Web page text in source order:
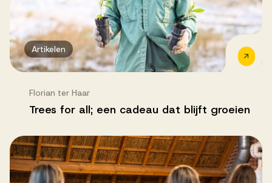
Artikelen
Florian ter Haar
Trees for all; een cadeau dat blijft groeien